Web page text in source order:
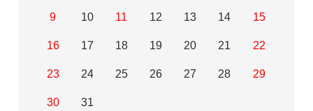
9 10 11 12 13 14 15
16 17 18 19 20 21 22
23 24 25 26 27 28 29
30 31